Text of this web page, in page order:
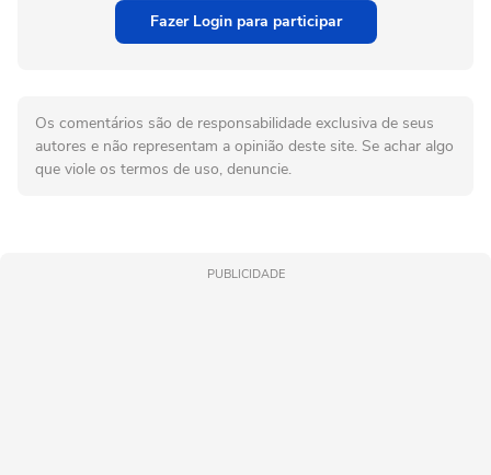
Fazer Login para participar
Os comentários são de responsabilidade exclusiva de seus
autores e não representam a opinião deste site. Se achar algo
que viole os termos de uso, denuncie.
PUBLICIDADE